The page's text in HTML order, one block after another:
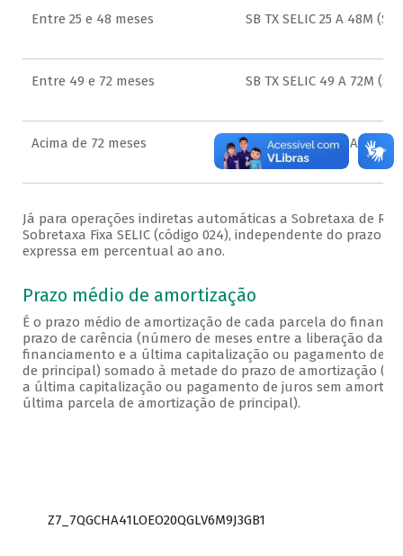
Entre 25 e 48 meses SB TX SELIC 25 A 48M
Entre 49 e 72 meses SB TX SELIC 49 A 72M
Acima de 72 meses SB TX SELIC ACIMA 72M
Já para operações indiretas automáticas a Sobretaxa de
Sobretaxa Fixa SELIC (código 024), independente do prazo
expressa em percentual ao ano.
Prazo médio de amortização
É o prazo médio de amortização de cada parcela do
prazo de carência (número de meses entre a liberação da
financiamento e a última capitalização ou pagamento de
de principal) somado à metade do prazo de amortização
a última capitalização ou pagamento de juros sem
última parcela de amortização de principal).
Z7_7QGCHA41LOEO20QGLV6M9J3GB1